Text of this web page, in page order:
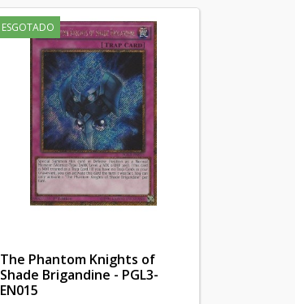
ESGOTADO
The Phantom Knights of
Shade Brigandine - PGL3-
EN015